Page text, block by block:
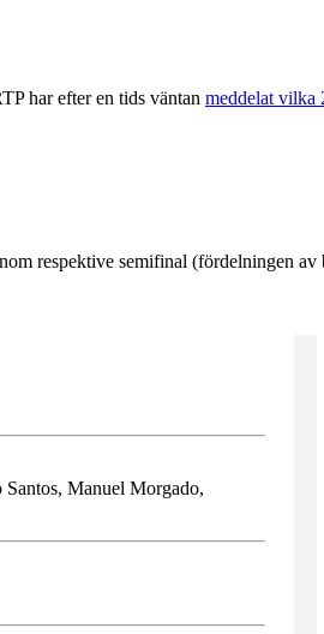
har efter en tids väntan meddelat vilka
respektive semifinal (fördelningen av
Santos, Manuel Morgado,